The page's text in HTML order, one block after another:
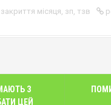
закриття місяця, зп, тзв
З
ЦЕЙ